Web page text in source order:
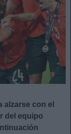
alzarse con el
del equipo